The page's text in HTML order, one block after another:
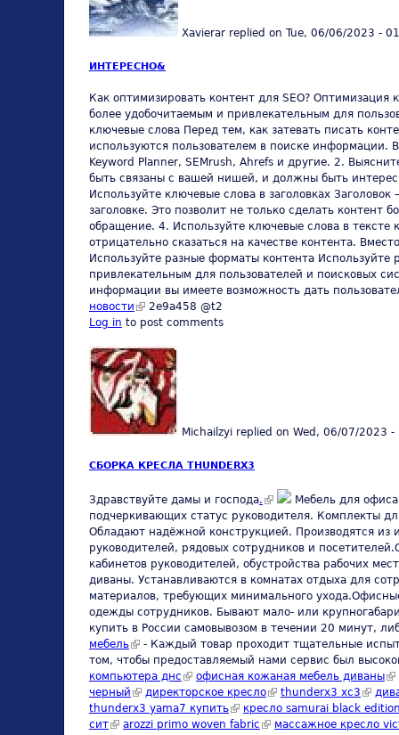
Xavierar replied on Tue, 06/06/2023 -
ИНТЕРЕСНО&
Как оптимизировать контент для SEO?
более удобочитаемым и привлекательным для
ключевые слова Перед тем, как затевать писать
используются пользователем в поиске информации.
Keyword Planner, SEMrush, Ahrefs и другие. 2.
быть связаны с вашей нишей, и должны быть
Используйте ключевые слова в заголовках
заголовке. Это позволит не только сделать
обращение. 4. Используйте ключевые слова в
отрицательно сказаться на качестве контента.
Используйте разные форматы контента
привлекательным для пользователей и поисковых
информации вы имеете возможность дать
новости (link is external)
2e9a458 @t2
Log in to post comments
Michailzyi replied on Wed, 06/07/2023 -
СБОРКА КРЕСЛА THUNDERX3
Здравствуйте дамы и господа. (link is external)
Мебель для
подчеркивающих статус руководителя. Комплекты
Обладают надёжной конструкцией. Производятся из
руководителей, рядовых сотрудников и
кабинетов руководителей, обустройства рабочих
диваны. Устанавливаются в комнатах отдыха для
материалов, требующих минимального
одежды сотрудников. Бывают мало- или
купить в России самовывозом в течении 20 минут,
мебель(link is external)
- Каждый товар проходит тщательные
том, чтобы предоставляемый нами сервис был
компьютера днс (link is external)
офисная кожаная мебель диваны
черный (link is external)
директорское кресло(link is external)
thunderx3 xc3 (link
thunderx3 yama7 купить(link is external)
кресло samurai black
сит(link is external)
arozzi primo woven fabric (link is external)
массажное кресло